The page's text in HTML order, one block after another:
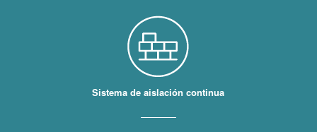
Sistema de aislación continua